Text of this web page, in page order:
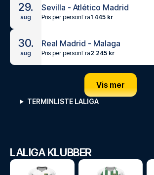
29.
aug
Sevilla - Atlético Madrid
Pris per personFra1 445 kr
30.
aug
Real Madrid - Malaga
Pris per personFra2 245 kr
Vis mer
TERMINLISTE LALIGA
LALIGA KLUBBER